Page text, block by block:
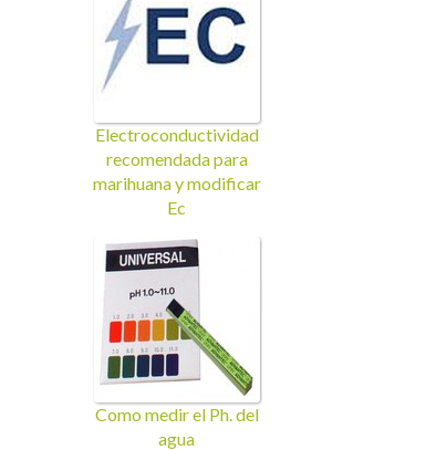
Electroconductividad
recomendada para
marihuana y modificar
Ec
Como medir el Ph. del
agua